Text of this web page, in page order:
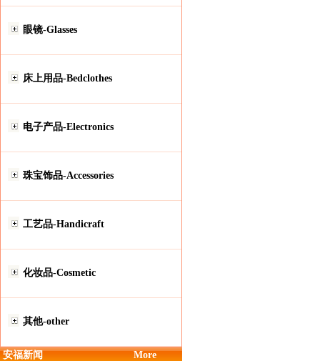
眼镜-Glasses
床上用品-Bedclothes
电子产品-Electronics
珠宝饰品-Accessories
工艺品-Handicraft
化妆品-Cosmetic
其他-other
安福新闻 More